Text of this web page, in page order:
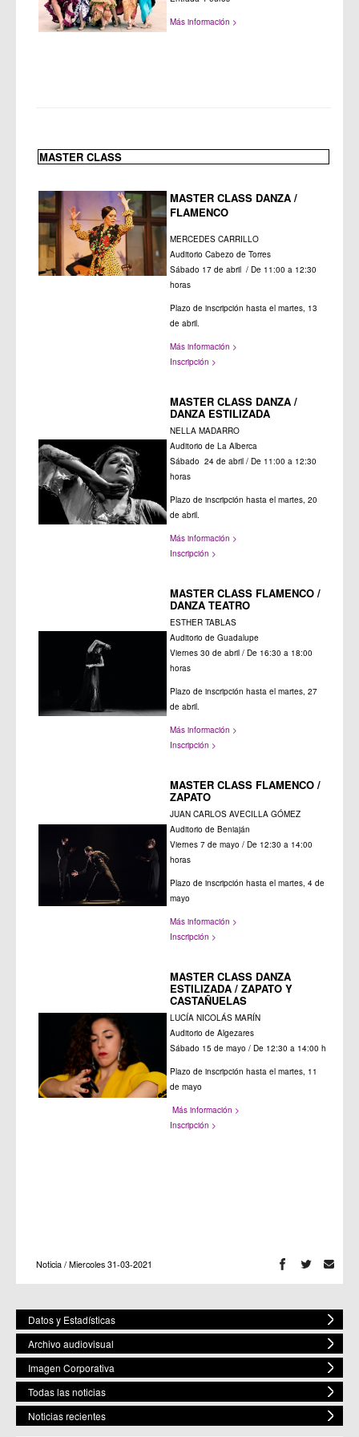
Más información >
MASTER CLASS
MASTER CLASS DANZA /
FLAMENCO
MERCEDES CARRILLO
Auditorio Cabezo de Torres
Sábado 17 de abril / De 11:00 a 12:30
horas
Plazo de inscripción hasta el martes, 13
de abril.
Más información >
Inscripción >
MASTER CLASS DANZA /
DANZA ESTILIZADA
NELLA MADARRO
Auditorio de La Alberca
Sábado 24 de abril / De 11:00 a 12:30
horas
Plazo de inscripción hasta el martes, 20
de abril.
Más información >
Inscripción >
MASTER CLASS FLAMENCO /
DANZA TEATRO
ESTHER TABLAS
Auditorio de Guadalupe
Viernes 30 de abril / De 16:30 a 18:00
horas
Plazo de inscripción hasta el martes, 27
de abril.
Más información >
Inscripción >
MASTER CLASS FLAMENCO /
ZAPATO
JUAN CARLOS AVECILLA GÓMEZ
Auditorio de Beniaján
Viernes 7 de mayo / De 12:30 a 14:00
horas
Plazo de inscripción hasta el martes, 4 de
mayo
Más información >
Inscripción >
MASTER CLASS DANZA
ESTILIZADA / ZAPATO Y
CASTAÑUELAS
LUCÍA NICOLÁS MARÍN
Auditorio de Algezares
Sábado 15 de mayo / De 12:30 a 14:00 h
Plazo de inscripción hasta el martes, 11
de mayo
Más información >
Inscripción >
Noticia / Miercoles 31-03-2021
Datos y Estadísticas
Archivo audiovisual
Imagen Corporativa
Todas las noticias
Noticias recientes